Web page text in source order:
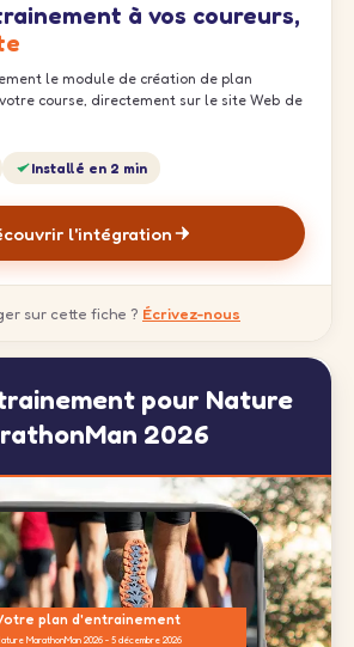
à vos coureurs,
le module de création de plan
course, directement sur le site Web de
Installé en 2 min
l'intégration
sur cette fiche ? Écrivez-nous
pour Nature
2026
plan d'entrainement
MarathonMan 2026 - 5 décembre 2026